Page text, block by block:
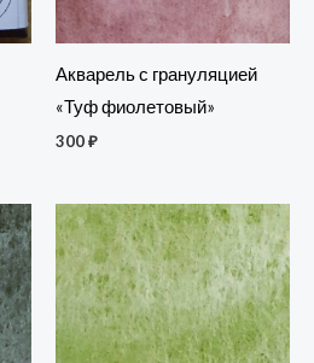
Акварель с грануляцией
«Туф фиолетовый»
300₽